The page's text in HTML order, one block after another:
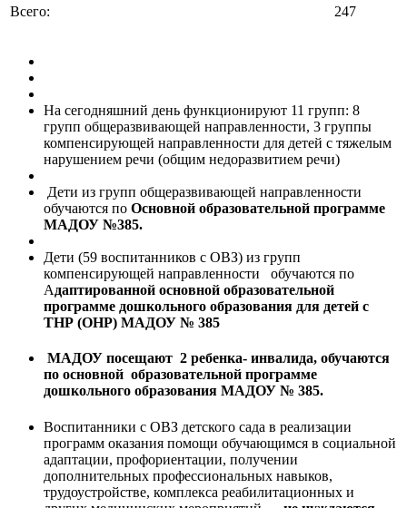
Всего: 247
На сегодняшний день функционируют 11 групп: 8
групп общеразвивающей направленности, 3 группы
компенсирующей направленности для детей с тяжелым
нарушением речи (общим недоразвитием речи)
Дети из групп общеразвивающей направленности
обучаются по Основной образовательной программе
МАДОУ №385.
Дети (59 воспитанников с ОВЗ) из групп
компенсирующей направленности обучаются по
Адаптированной основной образовательной
программе дошкольного образования для детей с
ТНР (ОНР) МАДОУ № 385
МАДОУ посещают 2 ребенка- инвалида, обучаются
по основной образовательной программе
дошкольного образования МАДОУ № 385.
Воспитанники с ОВЗ детского сада в реализации
программ оказания помощи обучающимся в социальной
адаптации, профориентации, получении
дополнительных профессиональных навыков,
трудоустройстве, комплекса реабилитационных и